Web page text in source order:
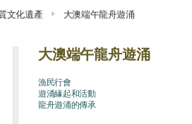
文化遺產 大澳端午龍舟遊涌
大澳端午龍舟遊涌
漁民行會
遊涌緣起和活動
龍舟遊涌的傳承